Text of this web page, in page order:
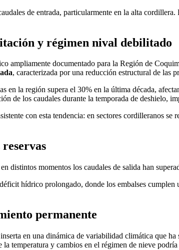
de entrada, particularmente en la alta
y régimen nival debilitado
ampliamente documentado para la Región de
, caracterizada por una reducción estructural de las
la región supera el 30% en la última década,
de los caudales durante la temporada de deshielo,
con esta tendencia: en sectores cordilleranos se
distintos momentos los caudales de salida han
hídrico prolongado, donde los embalses
permanente
en una dinámica de variabilidad climática que
temperatura y cambios en el régimen de nieve